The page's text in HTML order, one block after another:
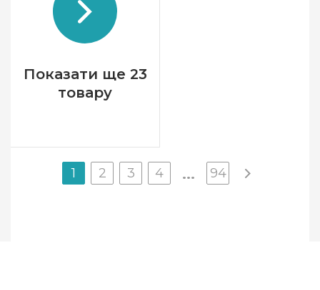
Матеріал
Тип гачка
Показати ще 23
товару
1 2 3 4 ... 94